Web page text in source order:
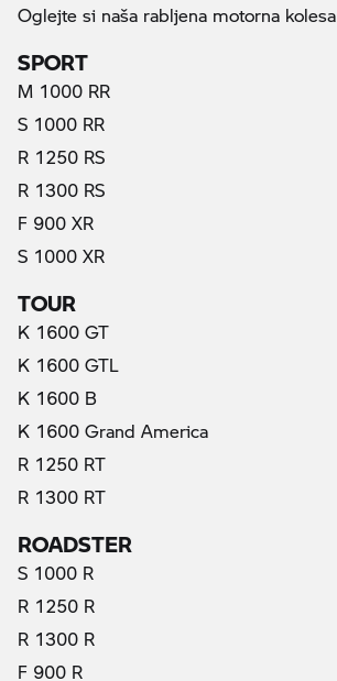
Oglejte si naša rabljena motorna kolesa
SPORT
M 1000 RR
S 1000 RR
R 1250 RS
R 1300 RS
F 900 XR
S 1000 XR
TOUR
K 1600 GT
K 1600 GTL
K 1600 B
K 1600 Grand America
R 1250 RT
R 1300 RT
ROADSTER
S 1000 R
R 1250 R
R 1300 R
F 900 R